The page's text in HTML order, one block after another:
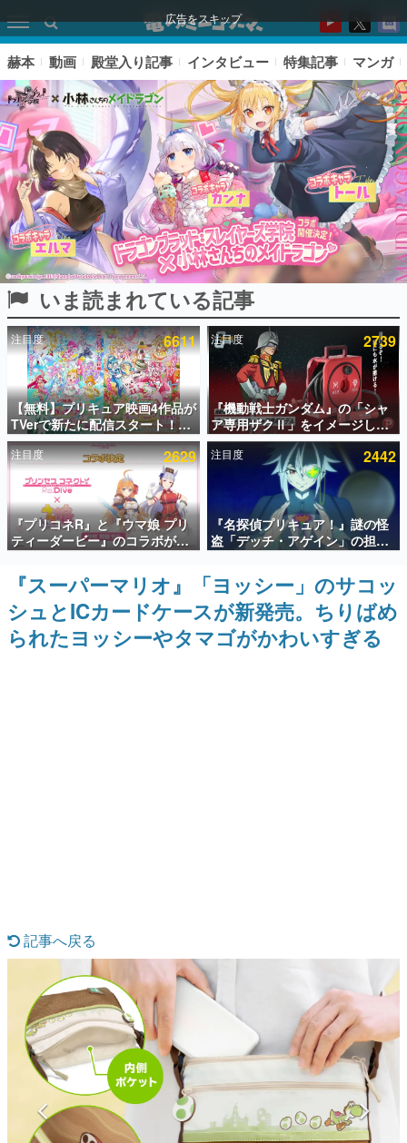
広告をスキップ
ピックアップ
電ファミのいま読まれている記事ランキング
アプリセール情報
インタビュー
連載・特集一覧
殿堂入り記事
SNS拡散数が数千以上！ ページビュー数万以上！ などな
ど。多くの人々に読まれた、電ファミ渾身の“殿堂入り”記
事をまとめました。
ゲームの企画書
名作ゲームクリエイターの方々に製作時のエピソードをお
聞きし、ヒットする企画（ゲーム）とは何か？を探ってい
きます。
『うつヌケ』『ペンと箸』等で知られるマンガ家・田中圭
一先生によるゲーム業界レポートマンガです。
なんでゲームは面白い？
ゲーム開発者・hamatsu氏がゲームの魅力を画面や操作の
具体的な形から解き明かしていく、硬派で骨太な評論連載
です。
ゲームが変えた日本語
「経験値」「裏技」「ラスボス」… ゲームにまつわる言葉
の起源や用法の変遷を、コンピューター文化史研究家・タ
イニーP氏が徹底調査。
赫本 動画 殿堂入り記事 インタビュー 特集記事 マンガ
いま読まれている記事
注目度 6611
【無料】プリキュア映画4作品が
TVerで新たに配信スタート！な
んと2018年～2024年の映画ほぼ
すべてが見放題に、ぶっちゃけ
ありえないラインナップ
注目度 2739
『機動戦士ガンダム』の「シャ
ア専用ザクⅡ」をイメージした
散水ホースリールが予約開始。
本体にはシャアのパーソナルマ
ークやジオン公国軍のエンブレ
ム、型式番号などを配置
注目度 2629
『プリコネR』と『ウマ娘 プリ
ティーダービー』のコラボが決
定！“最大170連無料”の8.5周年
キャンペーンなども発表
注目度 2442
『名探偵プリキュア！』謎の怪
盗「デッチ・アゲイン」の担当
キャストは天﨑滉平さんと判
界生活』オットー役、『ヒプノ
シスマイク』山田三郎役など
『スーパーマリオ』「ヨッシー」のサコッ
シュとICカードケースが新発売。ちりばめ
られたヨッシーやタマゴがかわいすぎる
記事へ戻る